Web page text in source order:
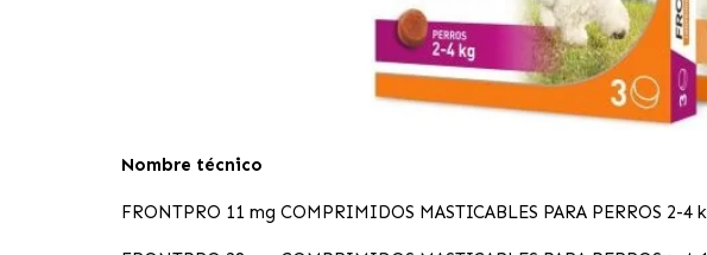
Nombre técnico
FRONTPRO 11 mg COMPRIMIDOS MASTICABLES PARA PERROS 2-4